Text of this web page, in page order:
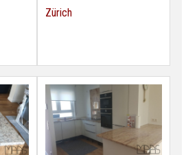
Zürich